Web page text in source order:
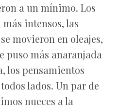
a un mínimo. Los
intensos, las
movieron en oleajes,
puso más anaranjada
los pensamientos
lados. Un par de
nueces a la